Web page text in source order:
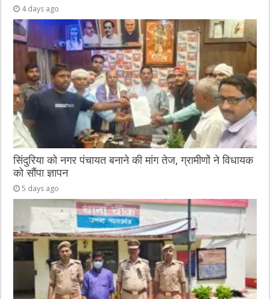
4 days ago
सिंदुरिया को नगर पंचायत बनाने की मांग तेज, ग्रामीणों ने विधायक
को सौंपा ज्ञापन
5 days ago